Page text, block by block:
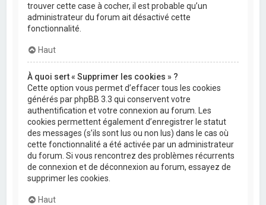
trouver cette case à cocher, il est probable qu’un
administrateur du forum ait désactivé cette
fonctionnalité.
Haut
À quoi sert « Supprimer les cookies » ?
Cette option vous permet d’effacer tous les cookies
générés par phpBB 3.3 qui conservent votre
authentification et votre connexion au forum. Les
cookies permettent également d’enregistrer le statut
des messages (s’ils sont lus ou non lus) dans le cas où
cette fonctionnalité a été activée par un administrateur
du forum. Si vous rencontrez des problèmes récurrents
de connexion et de déconnexion au forum, essayez de
supprimer les cookies.
Haut